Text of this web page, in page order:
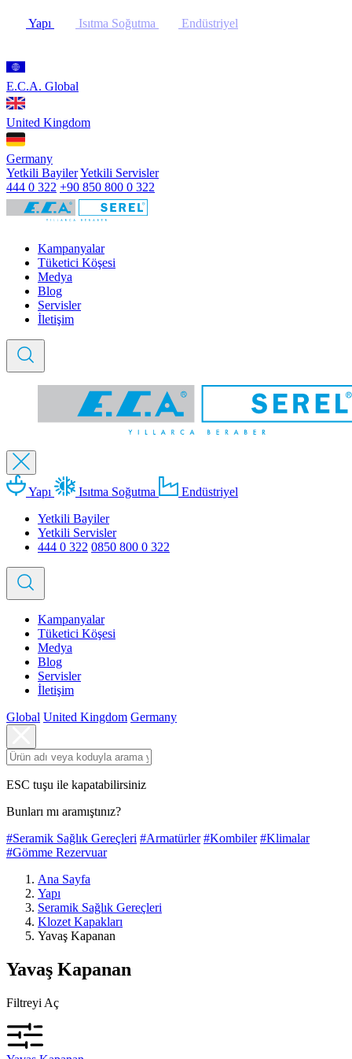
Yapı Isıtma Soğutma Endüstriyel
E.C.A. Global
United Kingdom
Germany
Yetkili BayilerYetkili Servisler
444 0 322 +90 850 800 0 322
Kampanyalar
Tüketici Köşesi
Medya
Blog
Servisler
İletişim
Yapı Isıtma Soğutma
Endüstriyel
Yetkili Bayiler
Yetkili Servisler
444 0 322 0850 800 0 322
Kampanyalar
Tüketici Köşesi
Medya
Blog
Servisler
İletişim
Global United Kingdom Germany
ESC tuşu ile kapatabilirsiniz
Bunları mı aramıştınız?
#Seramik Sağlık Gereçleri #Armatürler #Kombiler #Klimalar
#Gömme Rezervuar
Ana Sayfa
Yapı
Seramik Sağlık Gereçleri
Klozet Kapakları
Yavaş Kapanan
Yavaş Kapanan
Filtreyi Aç